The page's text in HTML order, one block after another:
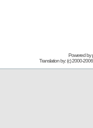
Powered by
Translation by: (c) 2000-